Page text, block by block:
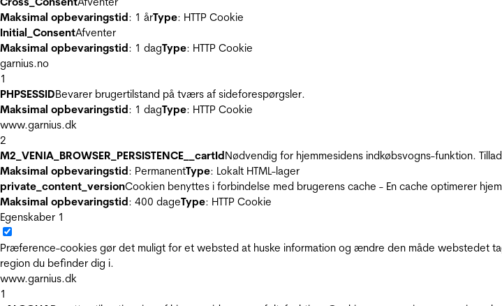
Maksimal opbevaringstid: 1 årType: HTTP Cookie
Initial_ConsentAfventer
Maksimal opbevaringstid: 1 dagType: HTTP Cookie
garnius.no
1
PHPSESSIDBevarer brugertilstand på tværs af sideforespørgsler.
Maksimal opbevaringstid: 1 dagType: HTTP Cookie
www.garnius.dk
2
M2_VENIA_BROWSER_PERSISTENCE__cartIdNødvendig for hjemmesidens indkøbsvogns-funktion.
Maksimal opbevaringstid: PermanentType: Lokalt HTML-lager
private_content_versionCookien benyttes i forbindelse med brugerens cache - En cache optimerer
Maksimal opbevaringstid: 400 dageType: HTTP Cookie
Egenskaber 1
Præference-cookies gør det muligt for et websted at huske information og ændre den måde webstedet
region du befinder dig i.
www.garnius.dk
1